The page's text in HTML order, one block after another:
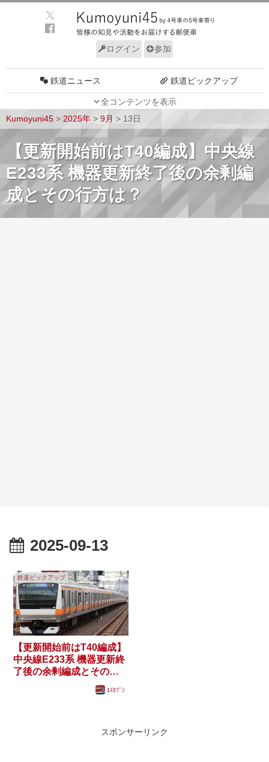
ログイン 参加
全コンテンツを表示
鉄道ニュース 鉄道ピックアップ
車両技術 路線探訪
ルール サイトについて
Kumoyuni45 > 2025年 > 9月 > 13日
【更新開始前はT40編成】中央線
E233系 機器更新終了後の余剰編
成とその行方は？
2025-09-13
鉄道ピックアップ
【更新開始前はT40編成】
中央線E233系 機器更新終
了後の余剰編成とその行
ｴｽｾﾌﾞﾝ
スポンサーリンク